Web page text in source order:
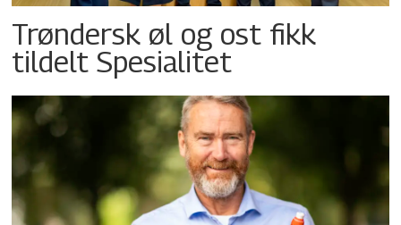
Trøndersk øl og ost fikk
tildelt Spesialitet